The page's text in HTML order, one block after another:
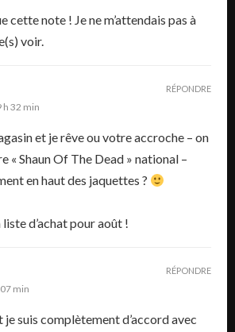
cette note ! Je ne m’attendais pas à
voir.
h 32 min
et je rêve ou votre accroche – on
« Shaun Of The Dead » national –
en haut des jaquettes ?
liste d’achat pour août !
RÉPONDRE
min
je suis complètement d’accord avec
RÉPONDRE